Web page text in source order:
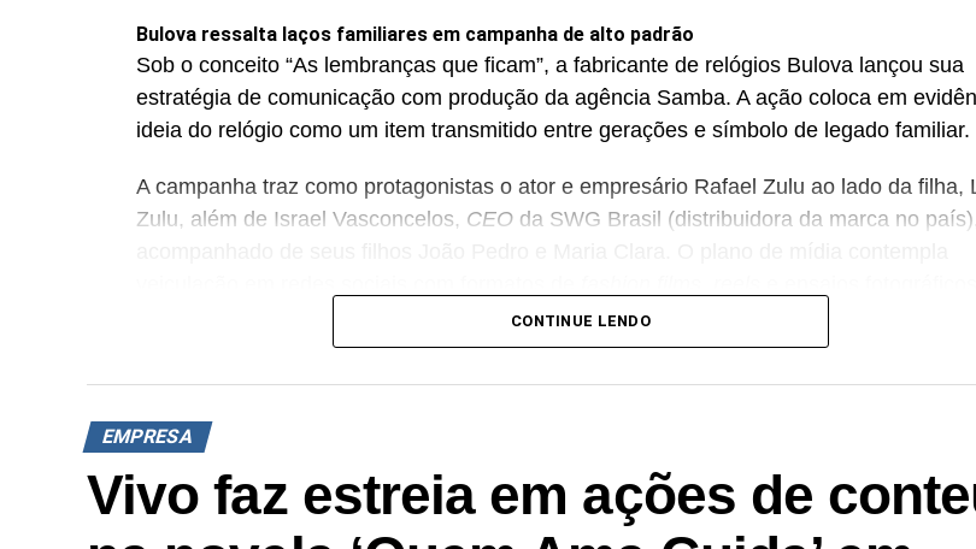
Bulova ressalta laços familiares em campanha de alto padrão
Sob o conceito “As lembranças que ficam”, a fabricante de relógios Bulova lançou sua
estratégia de comunicação com produção da agência Samba. A ação coloca em
ideia do relógio como um item transmitido entre gerações e símbolo de legado familiar.
A campanha traz como protagonistas o ator e empresário Rafael Zulu ao lado da filha,
Zulu, além de Israel Vasconcelos, CEO da SWG Brasil (distribuidora da marca no país),
estilo editorial. Entre os produtos destacados na comunicação estão os modelos Bulova
Prestige e Bulova Marine Star Automático.
A Cartago, marca de calçados casuais, apresentou a campanha “Pai, um caminho que
aprende andando”, estrelada pelo ator Edson Celulari, de 68 anos, acompanhado de
filho primogênito, Enzo (29). A comunicação explora as transformações e trocas de
experiências ao longo do crescimento dos filhos, abordando a paternidade sem manuais
CONTINUE LENDO
EMPRESA
Vivo faz estreia em ações de